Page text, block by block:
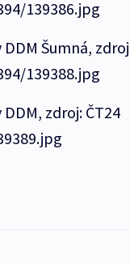
139386.jpg
Šumná,
139388.jpg
zdroj: ČT24